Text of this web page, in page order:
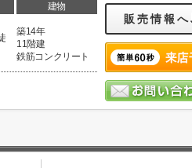
建物
築14年
11階建
鉄筋コンクリート
販売情報へ